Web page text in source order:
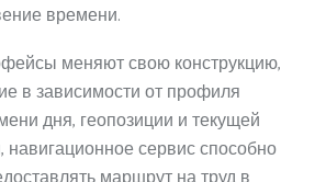
времени.
меняют свою конструкцию,
в зависимости от профиля
дня, геопозиции и текущей
навигационное сервис способно